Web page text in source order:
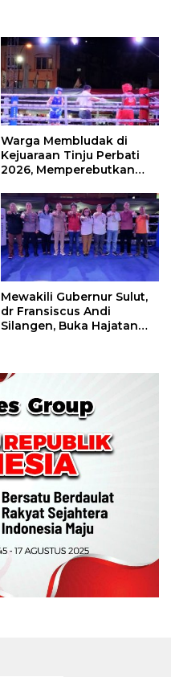
Warga Membludak di
Kejuaraan Tinju Perbati
2026, Memperebutkan
Mewakili Gubernur Sulut,
dr Fransiscus Andi
Silangen, Buka Hajatan